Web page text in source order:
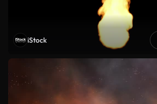
iStock